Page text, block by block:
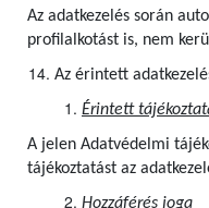
Az adatkezelés során
profilalkotást is, nem
Az érintett
Érintett
A jelen Adatvédelmi
tájékoztatást az
Hozzáférés joga